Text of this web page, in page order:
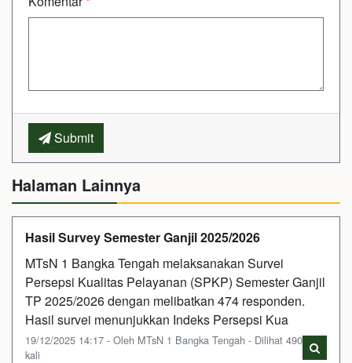
Submit
Halaman Lainnya
Hasil Survey Semester Ganjil 2025/2026
MTsN 1 Bangka Tengah melaksanakan Survei
Persepsi Kualitas Pelayanan (SPKP) Semester Ganjil
TP 2025/2026 dengan melibatkan 474 responden.
Hasil survei menunjukkan Indeks Persepsi Kua
19/12/2025 14:17 - Oleh MTsN 1 Bangka Tengah - Dilihat 490
kali